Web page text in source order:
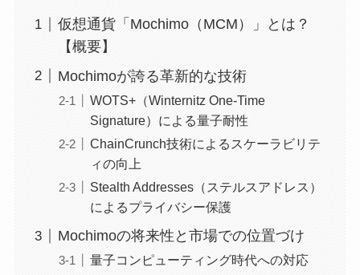
仮想通貨「Mochimo（MCM）」とは？
【概要】
Mochimoが誇る革新的な技術
WOTS+（Winternitz One-Time
Signature）による量子耐性
ChainCrunch技術によるスケーラビリテ
ィの向上
Stealth Addresses（ステルスアドレス）
によるプライバシー保護
Mochimoの将来性と市場での位置づけ
量子コンピューティング時代への対応